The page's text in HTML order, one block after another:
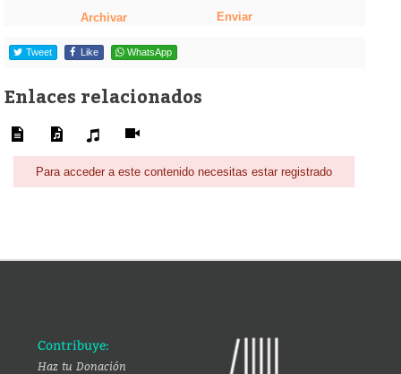
Archivar Enviar
Tweet Like WhatsApp
Enlaces relacionados
Para acceder a este contenido necesitas estar registrado
Contribuye:
Haz tu Donación